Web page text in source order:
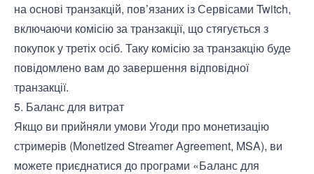
на основі транзакцій, пов’язаних із Сервісами Twitch,
включаючи комісію за транзакції, що стягується з
покупок у третіх осіб. Таку комісію за транзакцію буде
повідомлено вам до завершення відповідної
транзакції.
5. Баланс для витрат
Якщо ви прийняли умови Угоди про монетизацію
стримерів (Monetized Streamer Agreement, MSA), ви
можете приєднатися до програми «Баланс для